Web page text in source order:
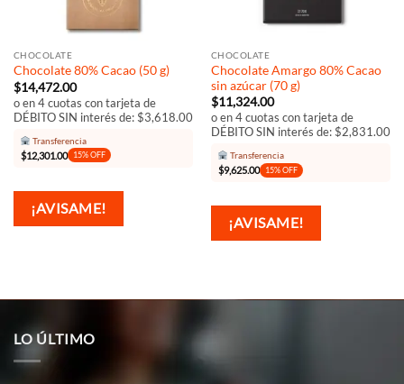
CHOCOLATE
Chocolate 80% Cacao (50 g)
$14,472.00
o en 4 cuotas con tarjeta de
DÉBITO SIN interés de: $3,618.00
Transferencia
$12,301.00 15% OFF
¡AVISAME!
CHOCOLATE
Chocolate Amargo 80% Cacao
sin azúcar (70 g)
$11,324.00
o en 4 cuotas con tarjeta de
DÉBITO SIN interés de: $2,831.00
Transferencia
$9,625.00 15% OFF
¡AVISAME!
LO ÚLTIMO